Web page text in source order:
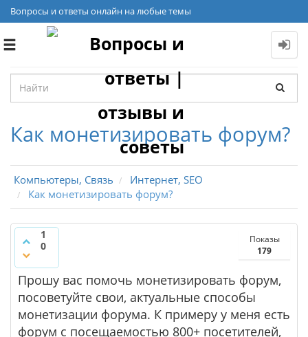
Вопросы и ответы онлайн на любые темы
Toggle
Как монетизировать форум?
Компьютеры, Связь
Интернет, SEO
Как монетизировать форум?
1
0
Показы
179
Прошу вас помочь монетизировать форум,
посоветуйте свои, актуальные способы
монетизации форума. К примеру у меня есть
форум с посещаемостью 800+ посетителей,